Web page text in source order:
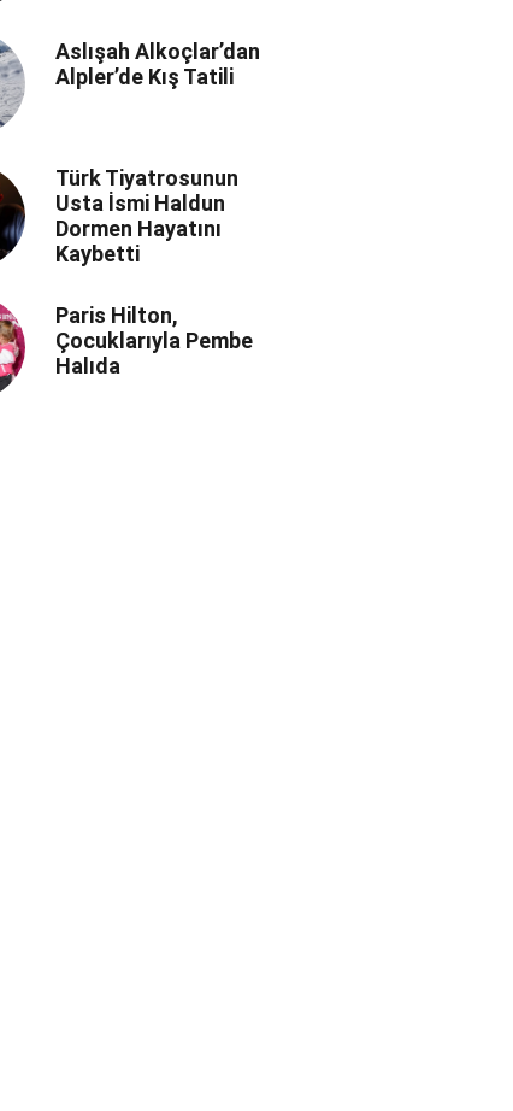
Aslışah Alkoçlar’dan
Alpler’de Kış Tatili
Türk Tiyatrosunun
Usta İsmi Haldun
Dormen Hayatını
Kaybetti
Paris Hilton,
Çocuklarıyla Pembe
Halıda